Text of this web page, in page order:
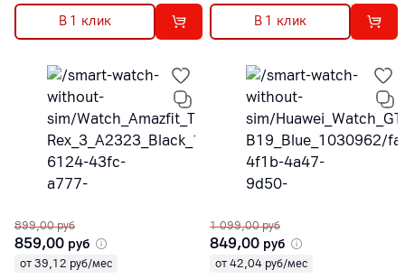
В 1 клик
В 1 клик
899,00 руб
859,00 руб
от 39,12 руб/мес
1 099,00 руб
849,00 руб
от 42,04 руб/мес